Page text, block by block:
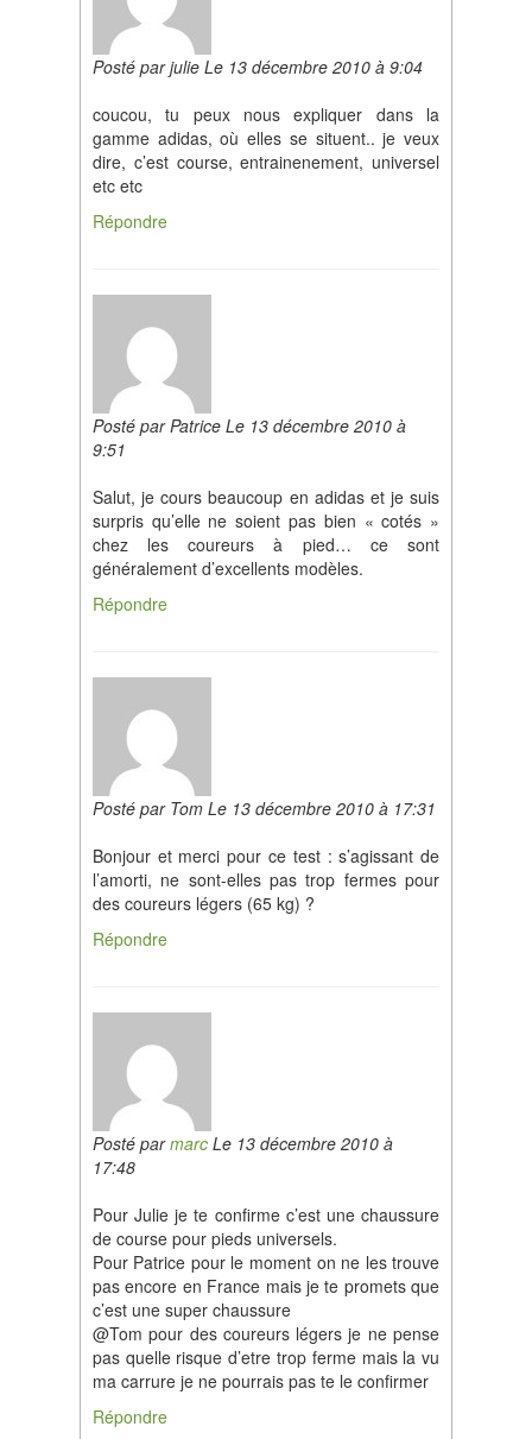
Posté par julie Le 13 décembre 2010 à 9:04
coucou, tu peux nous expliquer dans la
gamme adidas, où elles se situent.. je veux
dire, c’est course, entrainenement, universel
etc etc
Répondre
Posté par Patrice Le 13 décembre 2010 à
9:51
Salut, je cours beaucoup en adidas et je suis
surpris qu’elle ne soient pas bien « cotés »
chez les coureurs à pied… ce sont
généralement d’excellents modèles.
Répondre
Posté par Tom Le 13 décembre 2010 à 17:31
Bonjour et merci pour ce test : s’agissant de
l’amorti, ne sont-elles pas trop fermes pour
des coureurs légers (65 kg) ?
Répondre
Posté parmarcLe 13 décembre 2010 à
17:48
Pour Julie je te confirme c’est une chaussure
de course pour pieds universels.
Pour Patrice pour le moment on ne les trouve
pas encore en France mais je te promets que
c’est une super chaussure
@Tom pour des coureurs légers je ne pense
pas quelle risque d’etre trop ferme mais la vu
ma carrure je ne pourrais pas te le confirmer
Répondre